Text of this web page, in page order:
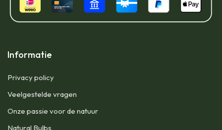
Informatie
Privacy policy
Veelgestelde vragen
Onze passie voor de natuur
Natural Bulbs